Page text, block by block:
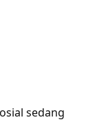
sedang